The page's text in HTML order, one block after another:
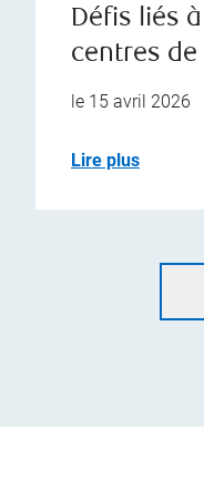
Défis liés
centres
le 15 avril 2026
Lire plus